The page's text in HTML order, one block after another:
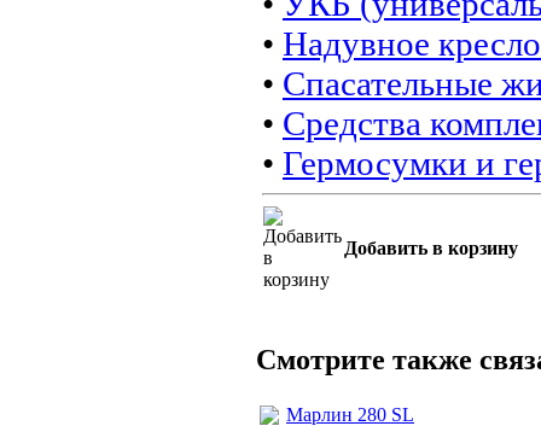
• Надувное кресло
• Спасательные
• Средства
• Гермосумки и
Добавить в корзину
Смотрите также
Марлин 280 SL